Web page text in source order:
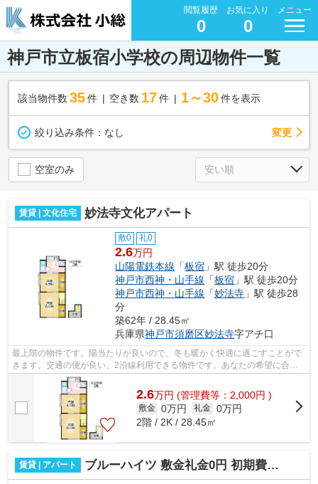
閲覧履歴
0
お気に入り
0
メニュー
神戸市立板宿小学校の周辺物件一覧
該当物件数 35件 空き数 17 件 1～30 件を表示
絞り込み条件： なし 変更
空室のみ
賃貸 | 文化住宅 妙法寺文化アパート
敷0 礼0
2.6万円
山陽電鉄本線 「板宿 」駅 徒歩20分
神戸市西神・山手線 「板宿 」駅 徒歩20分
神戸市西神・山手線 「妙法寺 」駅 徒歩28
分
築62年 / 28.45㎡
兵庫県神戸市須磨区妙法寺字アチ口
最上階の物件です。陽当たりが良いので、冬も暖かく快適に過ごすことがで
きます。交通の便が良い、2沿線利用できる物件です。あなたの希望に合う
不動産情報を、経験と知識の豊富な小総...
2.6万円 (管理費等：2,000円 )
敷金 0万円 礼金 0万円
2階 / 2K / 28.45㎡
賃貸 | アパート ブルーハイツ 敷金礼金0円 初期費用家主負担プラン有